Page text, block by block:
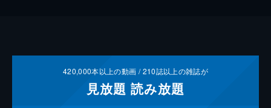
420,000本以上の動画 /210誌以上の雑誌が
見放題 読み放題